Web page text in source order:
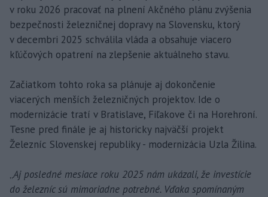
v roku 2026 pracovať na plnení Akčného plánu zvýšenia
bezpečnosti železničnej dopravy na Slovensku, ktorý
v decembri 2025 schválila vláda a obsahuje viacero
kľúčových opatrení na zlepšenie aktuálneho stavu.
Začiatkom tohto roka sa plánuje aj dokončenie
viacerých menších železničných projektov. Ide o
modernizácie tratí v Bratislave, Fiľakove či na Horehroní.
Tesne pred finále je aj historicky najväčší projekt
Železníc Slovenskej republiky - modernizácia Uzla Žilina.
„Aj posledné mesiace roku 2025 nám ukázali, že investície
do železníc sú mimoriadne potrebné. Vďaka spomínaným